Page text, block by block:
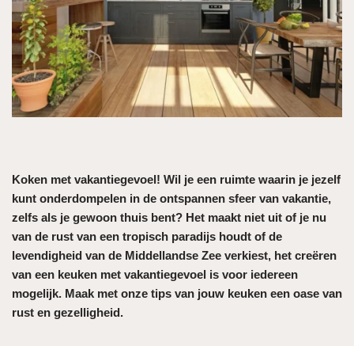
Koken met vakantiegevoel! Wil je een ruimte waarin je jezelf
kunt onderdompelen in de ontspannen sfeer van vakantie,
zelfs als je gewoon thuis bent? Het maakt niet uit of je nu
van de rust van een tropisch paradijs houdt of de
levendigheid van de Middellandse Zee verkiest, het creëren
van een keuken met vakantiegevoel is voor iedereen
mogelijk. Maak met onze tips van jouw keuken een oase van
rust en gezelligheid.